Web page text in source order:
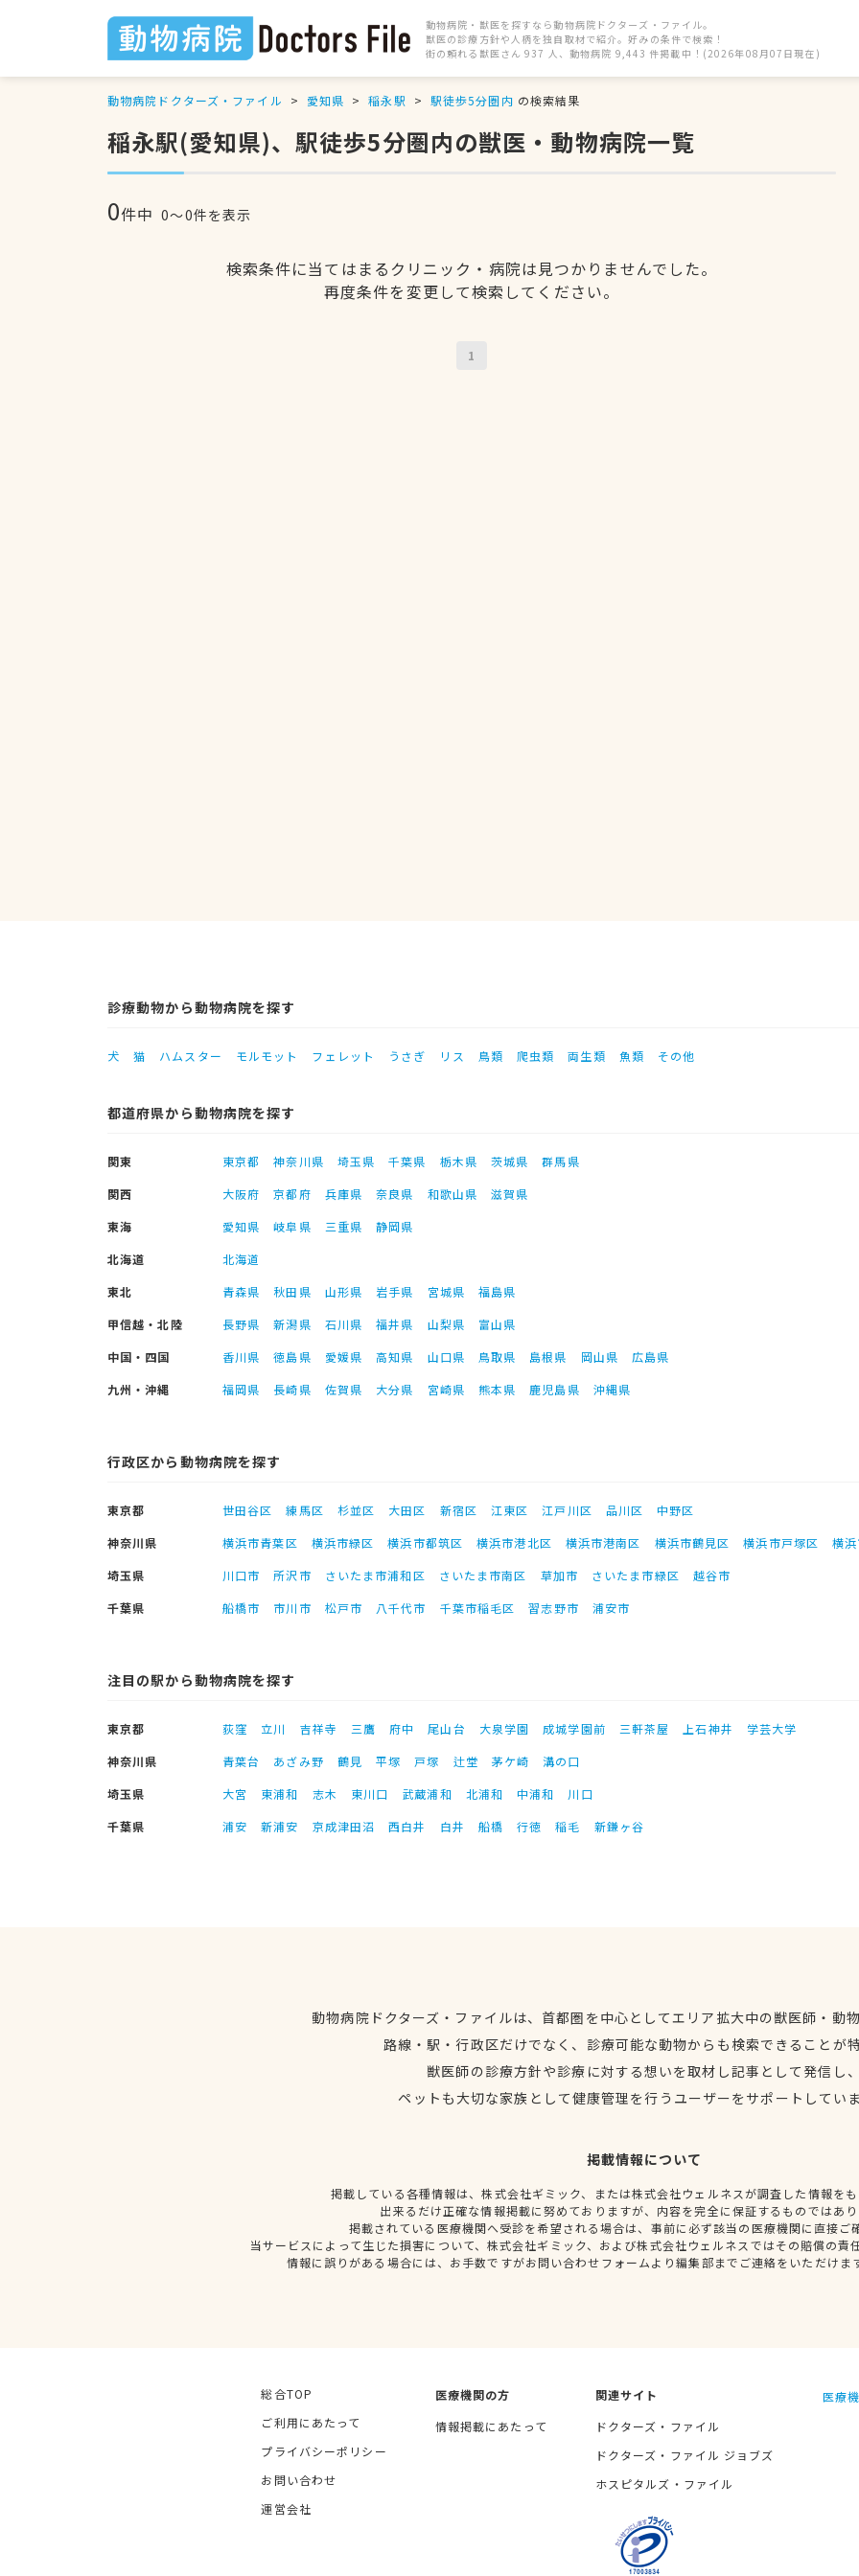
動物病院・獣医を探すなら動物病院ドクターズ・ファイル。
獣医の診療方針や人柄を独自取材で紹介。好みの条件で検索！
街の頼れる獣医さん 937 人、動物病院 9,443 件掲載中！(2026年08月07日現在)
動物病院ドクターズ・ファイル 愛知県 稲永駅 駅徒歩5分圏内 の検索結果
稲永駅(愛知県)、駅徒歩5分圏内の獣医・動物病院一覧
0件中 0〜0件を表示
検索条件に当てはまるクリニック・病院は見つかりませんでした。
再度条件を変更して検索してください。
1
診療動物から動物病院を探す
犬 猫 ハムスター モルモット フェレット うさぎ リス 鳥類 爬虫類 両生類 魚類 その他
都道府県から動物病院を探す
関東 東京都 神奈川県 埼玉県 千葉県 栃木県 茨城県
群馬県
関西
大阪府 京都府 兵庫県 奈良県 和歌山県
滋賀県
東海
愛知県 岐阜県 三重県
静岡県
北海道
北海道
東北
青森県 秋田県 山形県 岩手県 宮城県
福島県
甲信越・北陸
長野県 新潟県 石川県 福井県 山梨県
富山県
中国・四国
香川県 徳島県 愛媛県 高知県 山口県 鳥取県 島根県 岡山県
広島県
九州・沖縄
福岡県 長崎県 佐賀県 大分県 宮崎県 熊本県 鹿児島県 沖縄県
行政区から動物病院を探す
東京都 世田谷区 練馬区 杉並区 大田区 新宿区 江東区 江戸川区 品川区
中野区
神奈川県
横浜市青葉区 横浜市緑区 横浜市都筑区 横浜市港北区 横浜市港南区 横浜市鶴見区 横浜市戸塚区
横
埼玉県
川口市 所沢市 さいたま市浦和区 さいたま市南区 草加市 さいたま市緑区
越谷市
千葉県
船橋市 市川市 松戸市 八千代市 千葉市稲毛区 習志野市 浦安市
注目の駅から動物病院を探す
東京都 荻窪 立川 吉祥寺 三鷹 府中 尾山台 大泉学園 成城学園前 三軒茶屋 上石神井
学芸大学
神奈川県
青葉台 あざみ野 鶴見 平塚 戸塚 辻堂 茅ケ崎
溝の口
埼玉県
大宮 東浦和 志木 東川口 武蔵浦和 北浦和 中浦和
川口
千葉県
浦安 新浦安 京成津田沼 西白井 白井 船橋 行徳 稲毛 新鎌ヶ谷
動物病院ドクターズ・ファイルは、首都圏を中心としてエリア拡大中の獣医師・動
路線・駅・行政区だけでなく、診療可能な動物からも検索できることが
獣医師の診療方針や診療に対する想いを取材し記事として発信し
ペットも大切な家族として健康管理を行うユーザーをサポートしてい
掲載情報について
掲載している各種情報は、株式会社ギミック、または株式会社ウェルネスが調査した情報を
出来るだけ正確な情報掲載に努めておりますが、内容を完全に保証するものではあ
掲載されている医療機関へ受診を希望される場合は、事前に必ず該当の医療機関に直接ご
当サービスによって生じた損害について、株式会社ギミック、および株式会社ウェルネスではその賠償の責
情報に誤りがある場合には、お手数ですがお問い合わせフォームより編集部までご連絡をいただけま
総合TOP
ご利用にあたって
プライバシーポリシー
お問い合わせ
運営会社
医療機関の方
情報掲載にあたって
関連サイト
ドクターズ・ファイル
ドクターズ・ファイル ジョブズ
ホスピタルズ・ファイル
医療